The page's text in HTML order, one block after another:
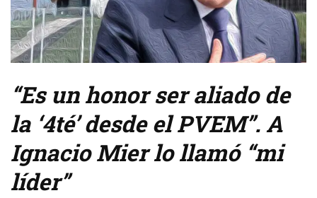
“Es un honor ser aliado de
la ‘4té’ desde el PVEM”. A
Ignacio Mier lo llamó “mi
líder”